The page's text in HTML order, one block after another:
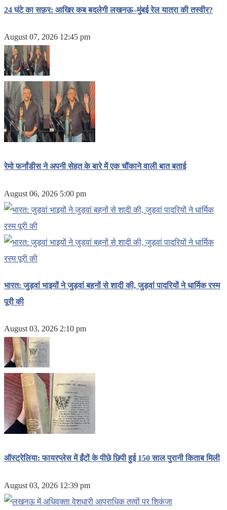
24 घंटे का सफ़र: आखिर कब बदलेगी लखनऊ–मुंबई रेल यात्रा की तस्वीर?
August 07, 2026 12:45 pm
रेमो फर्नांडीस ने अपनी सेहत के बारे में एक चौंकाने वाली बात बताई
August 06, 2026 5:00 pm
भारत: जुड़वां भाइयों ने जुड़वां बहनों से शादी की, जुड़वां पादरियों ने धार्मिक रस्म
पूरी की
August 03, 2026 2:10 pm
ऑस्ट्रेलिया: फायरप्लेस में ईंटों के पीछे छिपी हुई 150 साल पुरानी किताब मिली
August 03, 2026 12:39 pm